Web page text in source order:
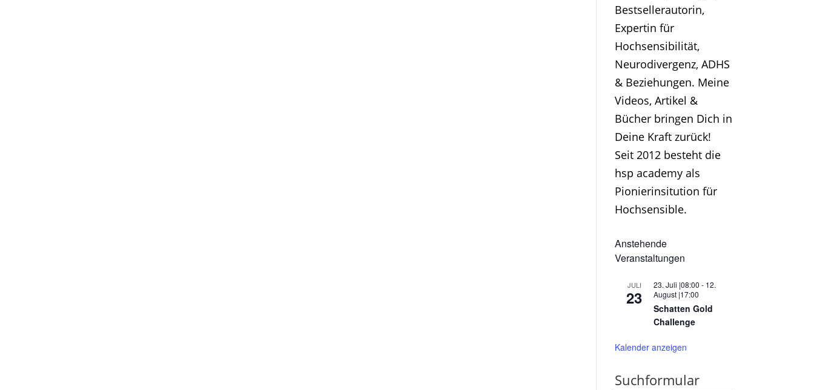
Bestsellerautorin,
Expertin für
Hochsensibilität,
Neurodivergenz, ADHS
& Beziehungen. Meine
Videos, Artikel &
Bücher bringen Dich in
Deine Kraft zurück!
Seit 2012 besteht die
hsp academy als
Pionierinsitution für
Hochsensible.
Anstehende
Veranstaltungen
JULI
23
23. Juli |08:00 - 12.
August |17:00
Schatten Gold
Challenge
Kalender anzeigen
Suchformular